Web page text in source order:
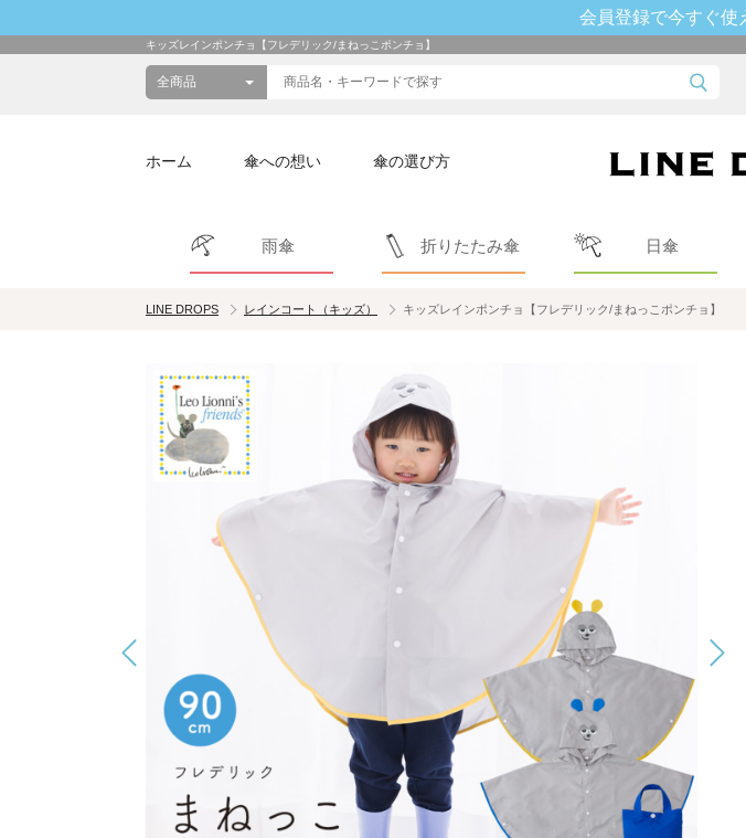
会員登録で今すぐ使
キッズレインポンチョ【フレデリック/まねっこポンチョ】
ホーム 傘への想い 傘の選び方
雨傘 折りたたみ傘 日傘
LINE DROPS レインコート（キッズ） キッズレインポンチョ【フレデリック/まねっこポンチョ】